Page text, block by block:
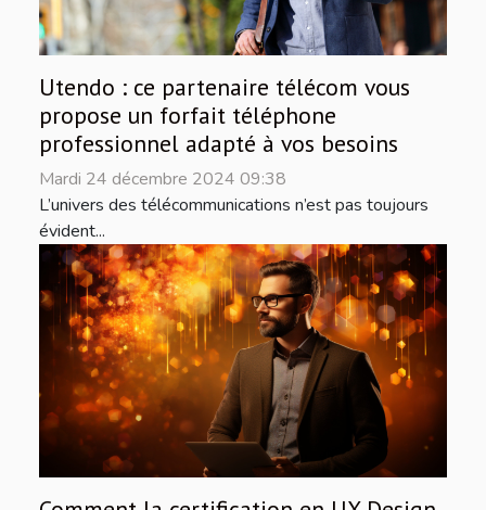
Utendo : ce partenaire télécom vous
propose un forfait téléphone
professionnel adapté à vos besoins
Mardi 24 décembre 2024 09:38
L’univers des télécommunications n’est pas toujours
évident...